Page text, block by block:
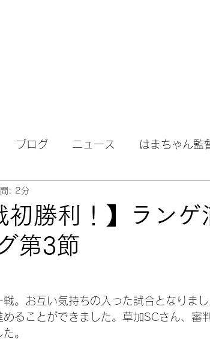
ブログ ニュース はまちゃん監
初勝利！】ランゲ
第3節
: 2分
。お互い気持ちの入った試合となりま
ることができました。草加SCさん、審
。